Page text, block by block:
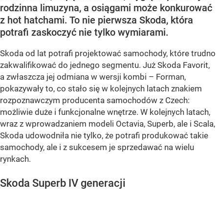
rodzinna limuzyna, a osiągami może konkurować
z hot hatchami. To nie pierwsza Skoda, która
potrafi zaskoczyć nie tylko wymiarami.
Skoda od lat potrafi projektować samochody, które trudno
zakwalifikować do jednego segmentu. Już Skoda Favorit,
a zwłaszcza jej odmiana w wersji kombi – Forman,
pokazywały to, co stało się w kolejnych latach znakiem
rozpoznawczym producenta samochodów z Czech:
możliwie duże i funkcjonalne wnętrze. W kolejnych latach,
wraz z wprowadzaniem modeli Octavia, Superb, ale i Scala,
Skoda udowodniła nie tylko, że potrafi produkować takie
samochody, ale i z sukcesem je sprzedawać na wielu
rynkach.
Skoda Superb IV generacji